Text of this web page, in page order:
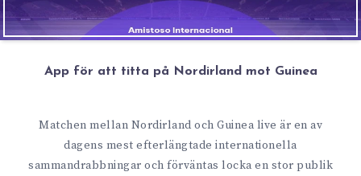
App för att titta på Nordirland mot Guinea
Matchen mellan Nordirland och Guinea live är en av
dagens mest efterlängtade internationella
sammandrabbningar och förväntas locka en stor publik